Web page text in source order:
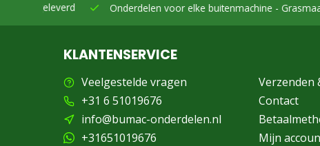
Onderdelen voor elke buitenmachine -Grasmaaiers,
KLANTENSERVICE
Veelgestelde vragen
+31 6 51019676
info@bumac-onderdelen.nl
+31651019676
Verzenden
Contact
Mijn